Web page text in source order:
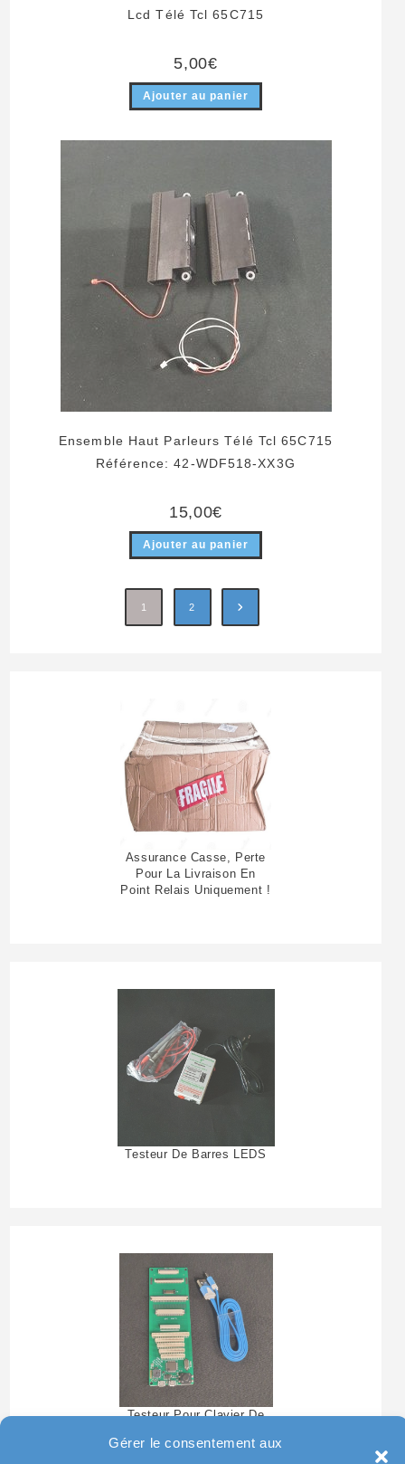
Gérer le consentement aux
Lcd Télé Tcl 65C715
5,00€
Ajouter au panier
Ensemble Haut Parleurs Télé Tcl 65C715
Référence: 42-WDF518-XX3G
15,00€
Ajouter au panier
1 2
Assurance Casse, Perte
Pour La Livraison En
Point Relais Uniquement !
Testeur De Barres LEDS
Testeur Pour Clavier De